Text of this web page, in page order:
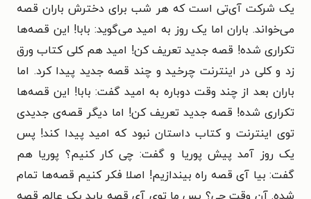
یک شرکت آی‌تی است که هر شب برای دخترش باران قصه
می‌خواند. باران اما یک روز به امید می‌گوید: بابا! این قصه‌ها
تکراری شده! قصه جدید تعریف کن! امید هم کلی کتاب ورق
زد و کلی در اینترنت چرخید و چند قصه جدید پیدا کرد. اما
باران بعد از چند وقت دوباره به امید گفت: بابا! این قصه‌ها
تکراری شده! قصه جدید تعریف کن! اما دیگر قصه‌ی جدیدی
توی اینترنت و کتاب داستان نبود که امید پیدا کند! پس
یک روز آمد پیش پوریا و گفت: چی کار کنیم؟ پوریا هم
گفت: بیا آی قصه راه بیندازیم! اصلا فکر کنیم قصه‌ها تمام
شده. آن وقت چی؟ پس ما توی آی قصه باید یک عالم قصه